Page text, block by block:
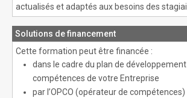
actualisés et adaptés aux besoins des
Solutions de financement
Cette formation peut être financée :
dans le cadre du plan de
compétences de votre Entreprise
par l’OPCO (opérateur de